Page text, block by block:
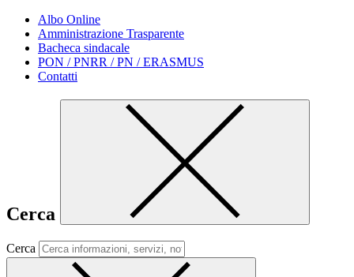
Albo Online
Amministrazione Trasparente
Bacheca sindacale
PON / PNRR / PN / ERASMUS
Contatti
Cerca
Cerca